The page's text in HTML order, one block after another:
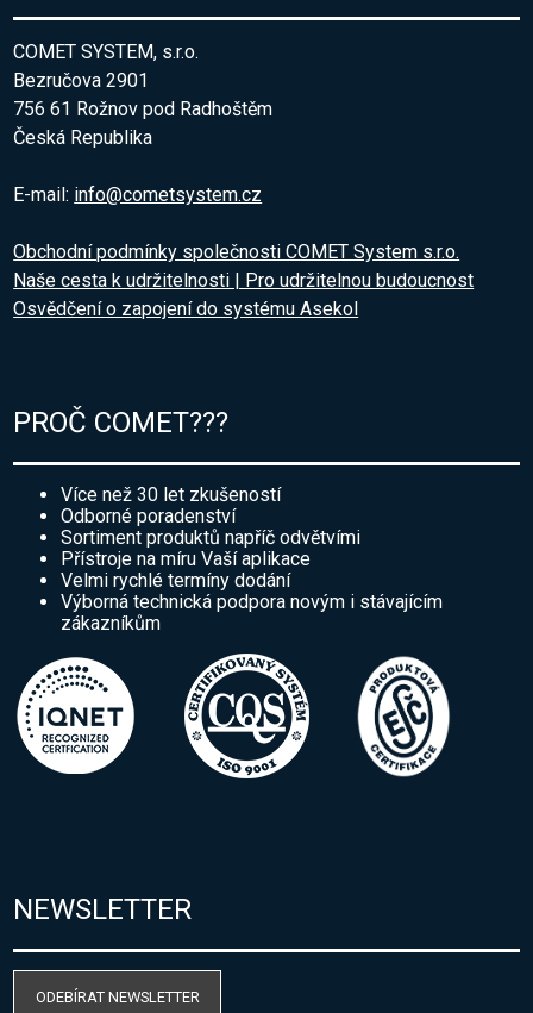
COMET SYSTEM, s.r.o.
Bezručova 2901
756 61 Rožnov pod Radhoštěm
Česká Republika
E-mail: info@cometsystem.cz
Obchodní podmínky společnosti COMET System s.r.o.
Naše cesta k udržitelnosti | Pro udržitelnou budoucnost
Osvědčení o zapojení do systému Asekol
PROČ COMET???
Více než 30 let zkušeností
Odborné poradenství
Sortiment produktů napříč odvětvími
Přístroje na míru Vaší aplikace
Velmi rychlé termíny dodání
Výborná technická podpora novým i stávajícím
zákazníkům
NEWSLETTER
ODEBÍRAT NEWSLETTER